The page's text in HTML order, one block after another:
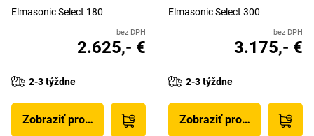
Elmasonic Select 180
bez DPH
2.625,- €
2-3 týždne
Zobraziť produkt
Elmasonic Select 300
bez DPH
3.175,- €
2-3 týždne
Zobraziť produkt